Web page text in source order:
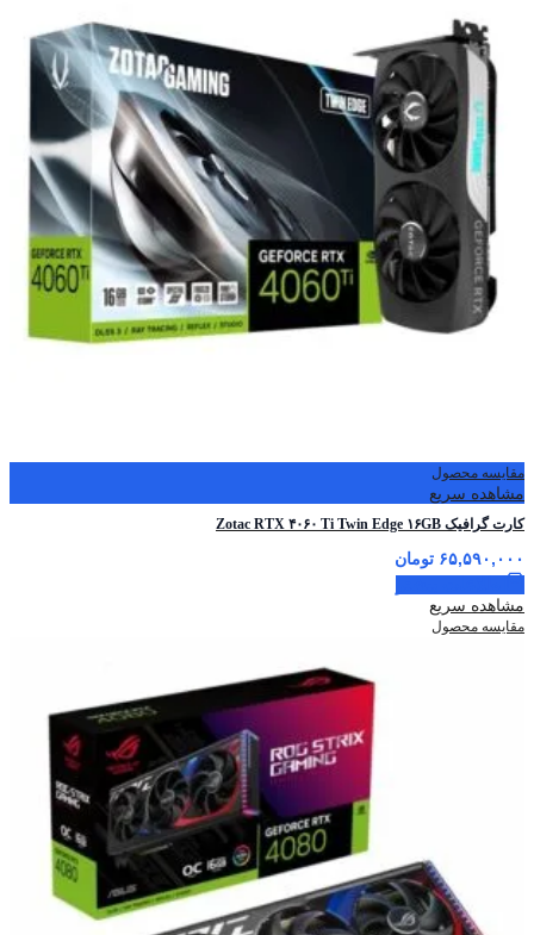
مقایسه محصول
مشاهده سریع
کارت گرافیک Zotac RTX ۴۰۶۰ Ti Twin Edge ۱۶GB
۶۵,۵۹۰,۰۰۰ تومان
مشاهده سریع
مقایسه محصول